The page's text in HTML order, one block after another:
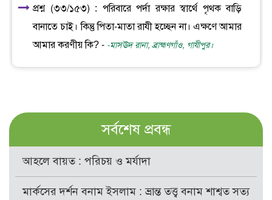
প্রশ্ন (৩৩/১৫৩) : পরিবারে পর্দা রক্ষার স্বার্থে পৃথক বাড়ি
বানাতে চাই। কিন্তু পিতা-মাতা রাযী হচ্ছেন না। এক্ষণে আমার
আমার করণীয় কি? - -মাসঊদ রানা, ব্রাহ্মণগাঁও, গাযীপুর।
সর্বশেষ প্রবন্ধ
আহলে বায়ত : পরিচয় ও মর্যাদা
মার্কসের দর্শন বনাম ইসলাম : ভ্রান্ত তত্ত্ব বনাম শাশ্বত সত্য